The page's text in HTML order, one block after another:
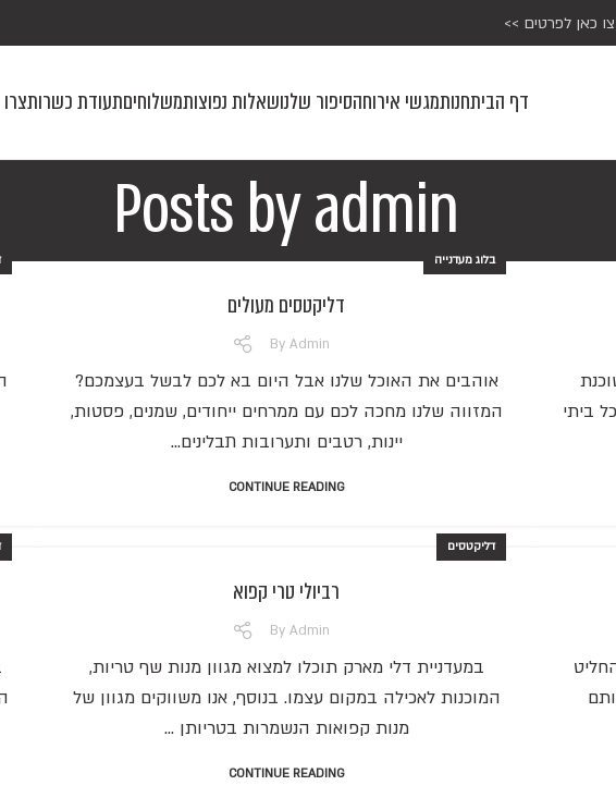
כאן לפרטים >>
דף הביתחנותמגשי אירוחהסיפור שלנושאלות נפוצותמשלוחיםתעודת כשרות
Posts byadmin
ביתי
בלוג מעדנייה
דליקטסים מעולים
By Admin
אוהבים את האוכל שלנו אבל היום בא לכם לבשל בעצמכם?
המזווה שלנו מחכה לכם עם ממרחים ייחודים, שמנים, פסטות,
יינות, רטבים ותערובות תבלינים...
CONTINUE READING
החליט
דליקטסים
רביולי טרי קפוא
By Admin
במעדניית דלי מארק תוכלו למצוא מגוון מנות שף טריות,
המוכנות לאכילה במקום עצמו. בנוסף, אנו משווקים מגוון של
מנות קפואות הנשמרות בטריותן ...
CONTINUE READING